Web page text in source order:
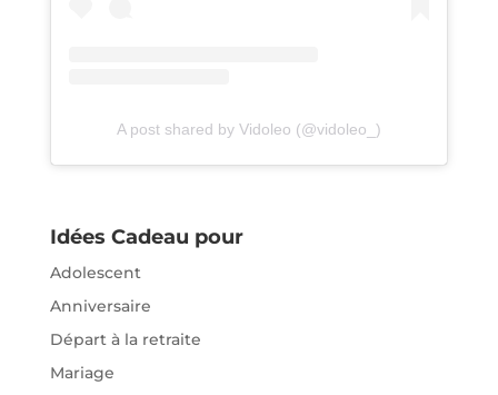
A post shared by Vidoleo (@vidoleo_)
Idées Cadeau pour
Adolescent
Anniversaire
Départ à la retraite
Mariage